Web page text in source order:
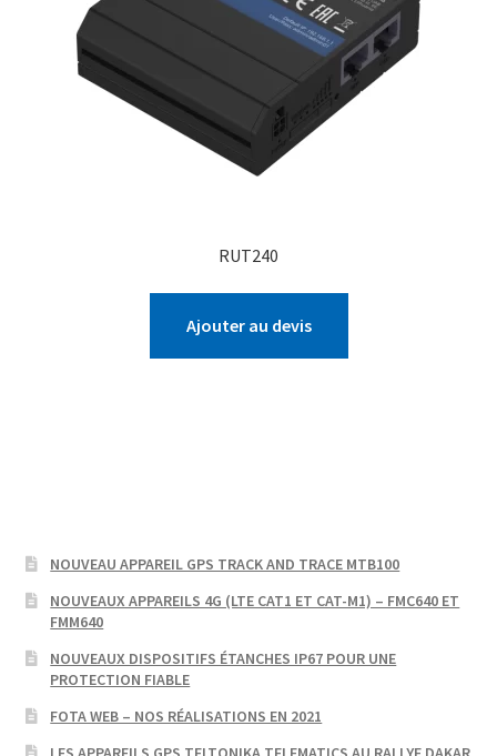
RUT240
Ajouter au devis
NOUVEAU APPAREIL GPS TRACK AND TRACE MTB100
NOUVEAUX APPAREILS 4G (LTE CAT1 ET CAT-M1) – FMC640 ET
FMM640
NOUVEAUX DISPOSITIFS ÉTANCHES IP67 POUR UNE
PROTECTION FIABLE
FOTA WEB – NOS RÉALISATIONS EN 2021